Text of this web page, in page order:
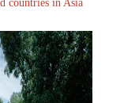
countries in Asia